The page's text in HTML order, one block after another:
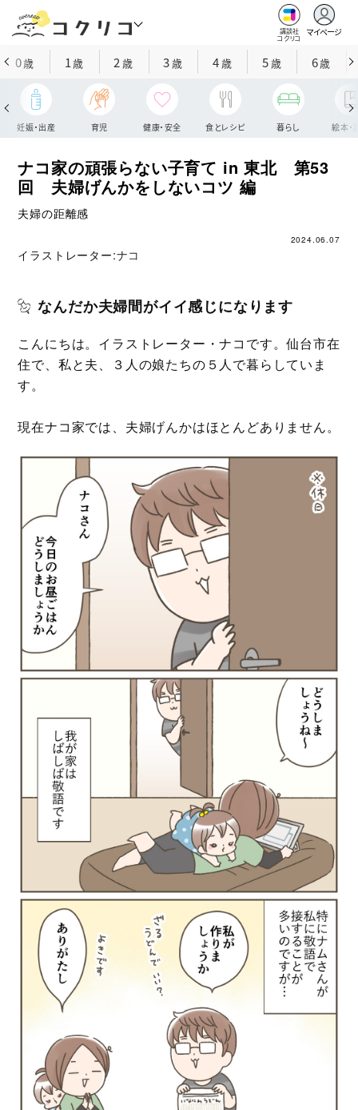
講談社
コクリコ
マイページ
0歳 1歳 2 歳 3歳 4歳 5歳 6歳
妊娠・出産 育児 健康・安全 食とレシピ 暮らし 絵本・
ナコ家の頑張らない子育て in 東北 第53
回 夫婦げんかをしないコツ 編
夫婦の距離感
2024.06.07
イラストレーター:ナコ
なんだか夫婦間がイイ感じになります
こんにちは。イラストレーター・ナコです。仙台市在
住で、私と夫、３人の娘たちの５人で暮らしていま
す。
現在ナコ家では、夫婦げんかはほとんどありません。